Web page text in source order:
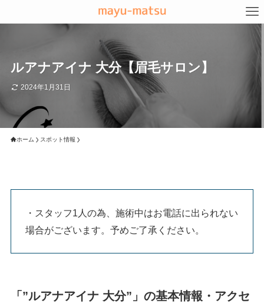
ルアナアイナ 大分【眉毛サロン】
2024年1月31日
ホーム スポット情報
・スタッフ1人の為、施術中はお電話に出られない
場合がございます。予めご了承ください。
「”ルアナアイナ 大分”」の基本情報・アクセ